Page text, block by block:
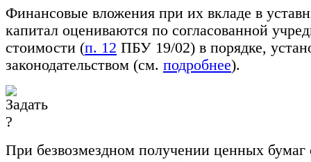
Финансовые вложения при их вкладе в
капитал оцениваются по согласованной
стоимости (п. 12 ПБУ 19/02) в порядке,
законодательством (см. подробнее).
При безвозмездном получении ценных бумаг